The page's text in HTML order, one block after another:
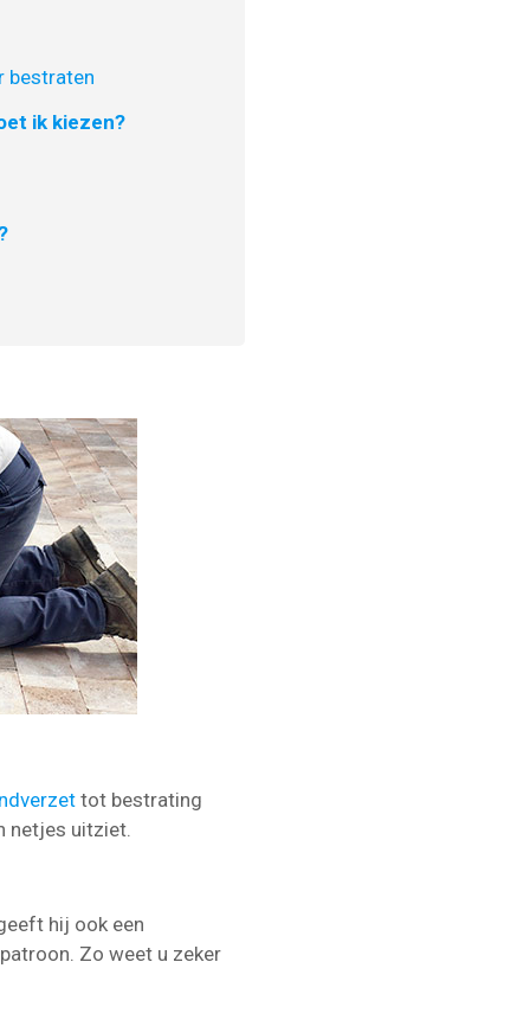
bestraten
ik kiezen?
tot bestrating
netjes uitziet.
hij ook een
Zo weet u zeker